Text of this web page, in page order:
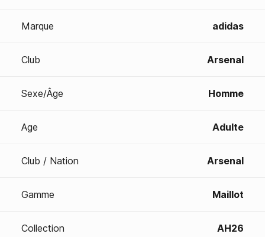
Marque adidas
Club Arsenal
Sexe/Âge Homme
Age Adulte
Club / Nation Arsenal
Gamme Maillot
Collection AH26